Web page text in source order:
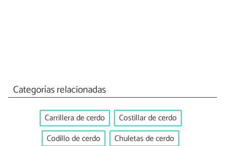
Categorías relacionadas
Carrillera de cerdo
Costillar de cerdo
Codillo de cerdo
Chuletas de cerdo